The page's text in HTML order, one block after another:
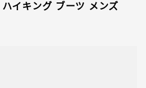
イキング ブーツ メンズ